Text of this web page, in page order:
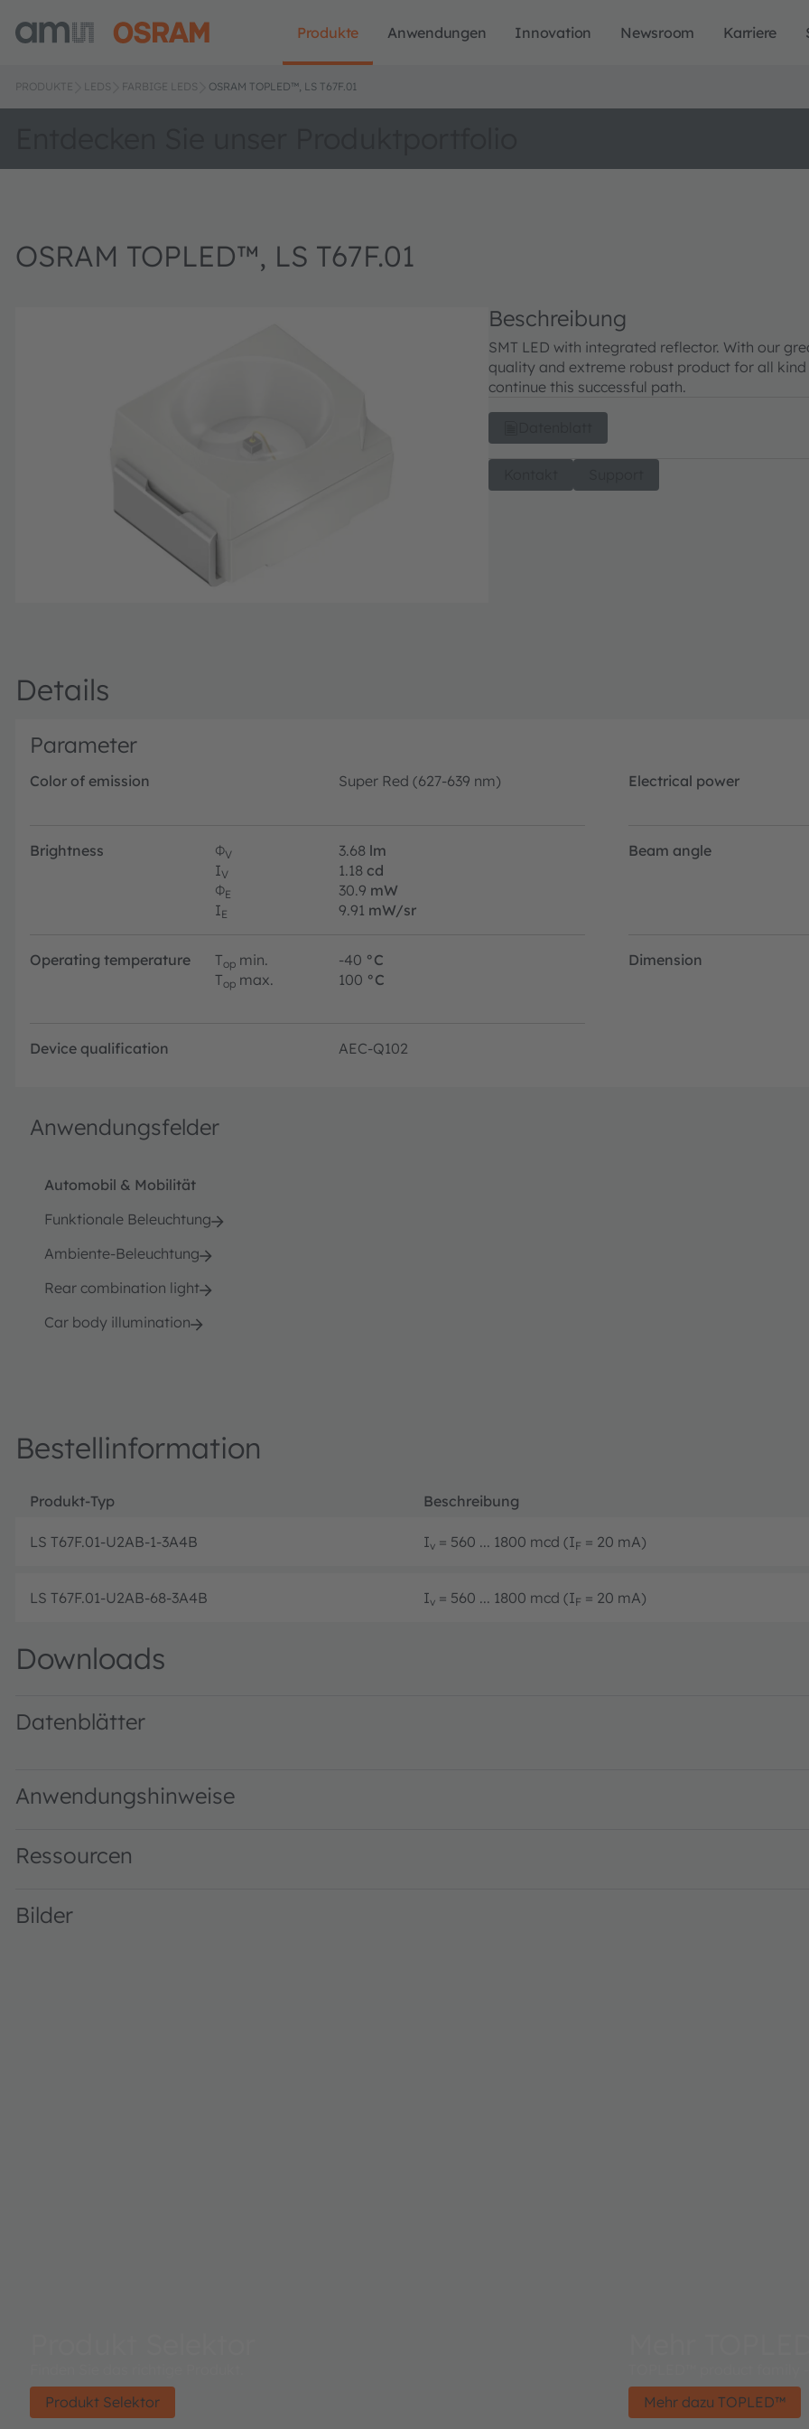
Produkte Anwendungen Innovation Newsroom Karriere
PRODUKTE LEDS FARBIGE LEDS OSRAM TOPLED™, LS T67F.01
OSRAM TOPLED™, LS T67F.01
Beschreibung
SMT LED with integrated reflector. With our
quality and extreme robust product for all
continue this successful path.
Details
Parameter
Color of emission Super Red (627-639 nm) Electrical power
Brightness ΦV 3.68 lm
IV 1.18 cd
ΦE 30.9 mW
IE 9.91 mW/sr
Beam angle
Operating temperature Top min. -40 °C
Top max. 100 °C
Dimension
Device qualification AEC-Q102
Anwendungsfelder
Automobil & Mobilität
Funktionale Beleuchtung
Ambiente-Beleuchtung
Rear combination light
Car body illumination
Bestellinformation
Produkt-Typ Beschreibung
LS T67F.01-U2AB-1-3A4B Iv = 560 ... 1800 mcd (IF = 20 mA)
LS T67F.01-U2AB-68-3A4B Iv = 560 ... 1800 mcd (IF = 20 mA)
Downloads
Datenblätter
Anwendungshinweise
Ressourcen
Bilder
Produkt Selektor
Mehr dazu TOPLED™